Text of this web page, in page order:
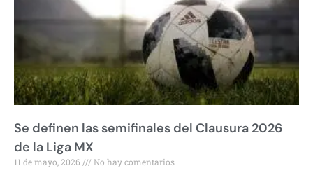
Se definen las semifinales del Clausura 2026
de la Liga MX
11 de mayo, 2026 No hay comentarios